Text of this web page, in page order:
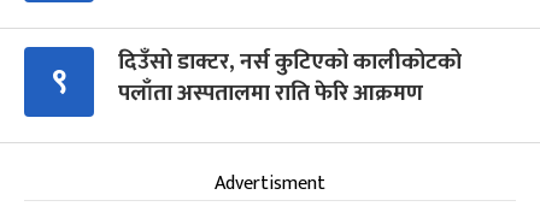
९
दिउँसो डाक्टर, नर्स कुटिएको कालीकोटको
पलाँता अस्पतालमा राति फेरि आक्रमण
Advertisment